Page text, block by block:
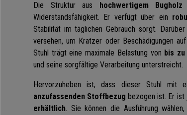
Die Struktur aus hochwertigem Bugholz
Widerstandsfähigkeit. Er verfügt über ein
Stabilität im täglichen Gebrauch sorgt.
versehen, um Kratzer oder Beschädigungen
Stuhl trägt eine maximale Belastung von bis
und seine sorgfältige Verarbeitung unterstreicht.
Hervorzuheben ist, dass dieser Stuhl mit
anzufassenden Stoffbezug bezogen ist. Er
erhältlich. Sie können die Ausführung